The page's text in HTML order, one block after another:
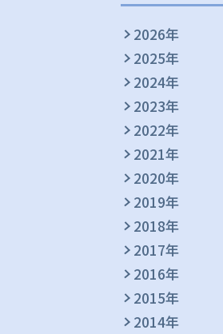
2026年
2025年
2024年
2023年
2022年
2021年
2020年
2019年
2018年
2017年
2016年
2015年
2014年